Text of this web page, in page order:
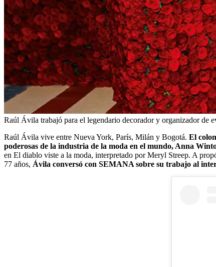
Raúl Ávila trabajó para el legendario decorador y organizador de
Raúl Ávila vive entre Nueva York, París, Milán y Bogotá. El
poderosas de la industria de la moda en el mundo, Anna
en El diablo viste a la moda, interpretado por Meryl Streep. A
77 años, Ávila conversó con SEMANA sobre su trabajo al